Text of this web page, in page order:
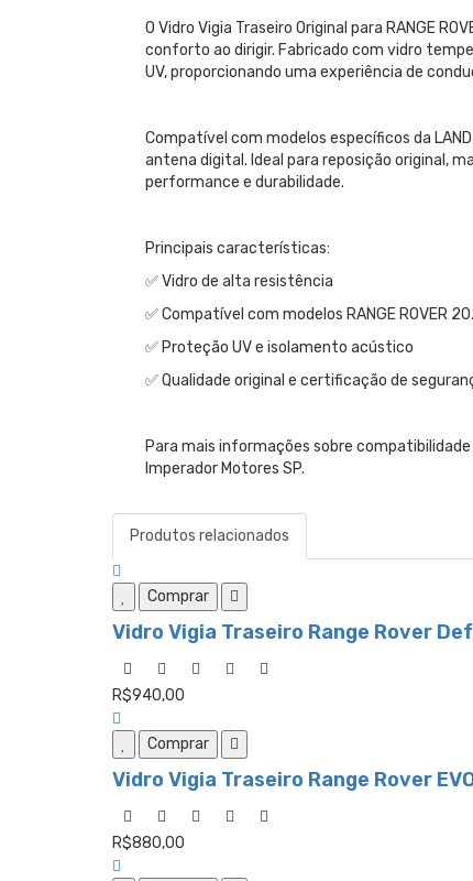
O Vidro Vigia Traseiro Original para RANGE
conforto ao dirigir. Fabricado com vidro
UV, proporcionando uma experiência de
Compatível com modelos específicos da
antena digital. Ideal para reposição original,
performance e durabilidade.
Principais características:
✅ Vidro de alta resistência
✅ Compatível com modelos RANGE ROVER
✅ Proteção UV e isolamento acústico
✅ Qualidade original e certificação de
Para mais informações sobre
Imperador Motores SP.
Produtos relacionados
Comprar
Vidro Vigia Traseiro Range Rover
R$940,00
Comprar
Vidro Vigia Traseiro Range Rover
R$880,00